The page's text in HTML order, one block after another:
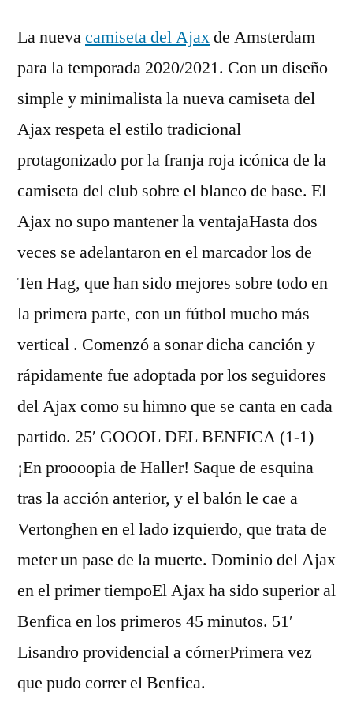
La nuevacamiseta del Ajaxde Amsterdam
para la temporada 2020/2021. Con un diseño
simple y minimalista la nueva camiseta del
Ajax respeta el estilo tradicional
protagonizado por la franja roja icónica de la
camiseta del club sobre el blanco de base. El
Ajax no supo mantener la ventajaHasta dos
veces se adelantaron en el marcador los de
Ten Hag, que han sido mejores sobre todo en
la primera parte, con un fútbol mucho más
vertical . Comenzó a sonar dicha canción y
rápidamente fue adoptada por los seguidores
del Ajax como su himno que se canta en cada
partido. 25′ GOOOL DEL BENFICA (1-1)
¡En proooopia de Haller! Saque de esquina
tras la acción anterior, y el balón le cae a
Vertonghen en el lado izquierdo, que trata de
meter un pase de la muerte. Dominio del Ajax
en el primer tiempoEl Ajax ha sido superior al
Benfica en los primeros 45 minutos. 51′
Lisandro providencial a córnerPrimera vez
que pudo correr el Benfica.